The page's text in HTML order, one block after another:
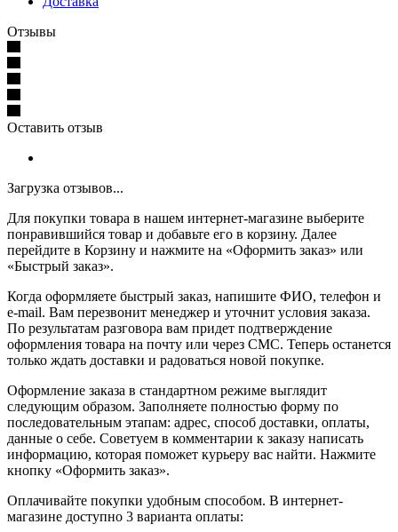
Отзывы
Оставить отзыв
Загрузка отзывов...
Для покупки товара в нашем интернет-магазине выберите
понравившийся товар и добавьте его в корзину. Далее
перейдите в Корзину и нажмите на «Оформить заказ» или
«Быстрый заказ».
Когда оформляете быстрый заказ, напишите ФИО, телефон и
e-mail. Вам перезвонит менеджер и уточнит условия заказа.
По результатам разговора вам придет подтверждение
оформления товара на почту или через СМС. Теперь останется
только ждать доставки и радоваться новой покупке.
Оформление заказа в стандартном режиме выглядит
следующим образом. Заполняете полностью форму по
последовательным этапам: адрес, способ доставки, оплаты,
данные о себе. Советуем в комментарии к заказу написать
информацию, которая поможет курьеру вас найти. Нажмите
кнопку «Оформить заказ».
Оплачивайте покупки удобным способом. В интернет-
магазине доступно 3 варианта оплаты: